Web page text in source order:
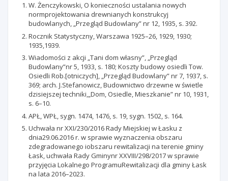
W. Żenczykowski, O konieczności ustalania nowych
normprojektowania drewnianych konstrukcyj
budowlanych, „Przegląd Budowlany” nr 12, 1935, s. 392.
Rocznik Statystyczny, Warszawa 1925–26, 1929, 1930;
1935,1939.
Wiadomości z akcji „Tani dom własny”, „Przegląd
Budowlany”nr 5, 1933, s. 180; Koszty budowy osiedli Tow.
Osiedli Rob.[otniczych], „Przegląd Budowlany” nr 7, 1937, s.
369; arch. J.Stefanowicz, Budownictwo drzewne w świetle
dzisiejszej techniki,„Dom, Osiedle, Mieszkanie” nr 10, 1931,
s. 6–10.
APŁ, WPŁ, sygn. 1474, 1476, s. 19, sygn. 1502, s. 164.
Uchwała nr XXI/230/2016 Rady Miejskiej w Łasku z
dnia29.06.2016 r. w sprawie wyznaczenia obszaru
zdegradowanego iobszaru rewitalizacji na terenie gminy
Łask, uchwała Rady Gminynr XXVIII/298/2017 w sprawie
przyjęcia Lokalnego ProgramuRewitalizacji dla gminy Łask
na lata 2016–2023.